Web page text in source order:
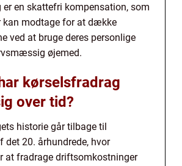
er en skattefri kompensation, som
kan modtage for at dække
ved at bruge deres personlige
øjemed.
kørselsfradrag
over tid?
historie går tilbage til
det 20. århundrede, hvor
at fradrage driftsomkostninger